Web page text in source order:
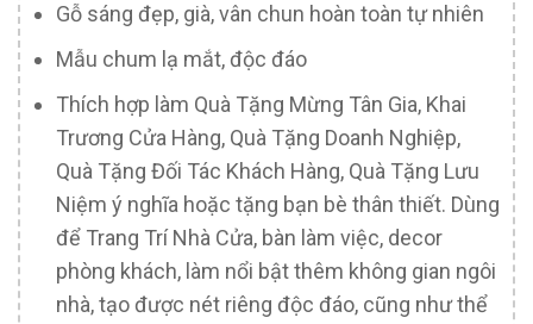
Gỗ sáng đẹp, già, vân chun hoàn toàn tự nhiên
Mẫu chum lạ mắt, độc đáo
Thích hợp làm Quà Tặng Mừng Tân Gia, Khai
Trương Cửa Hàng, Quà Tặng Doanh Nghiệp,
Quà Tặng Đối Tác Khách Hàng, Quà Tặng Lưu
Niệm ý nghĩa hoặc tặng bạn bè thân thiết. Dùng
để Trang Trí Nhà Cửa, bàn làm việc, decor
phòng khách, làm nổi bật thêm không gian ngôi
nhà, tạo được nét riêng độc đáo, cũng như thể